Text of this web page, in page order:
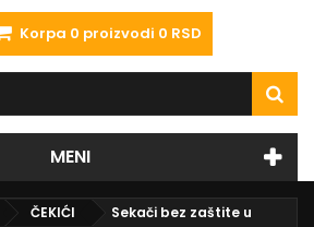
Korpa 0 proizvodi 0 RSD
MENI
ČEKIĆI
Sekači bez zaštite u